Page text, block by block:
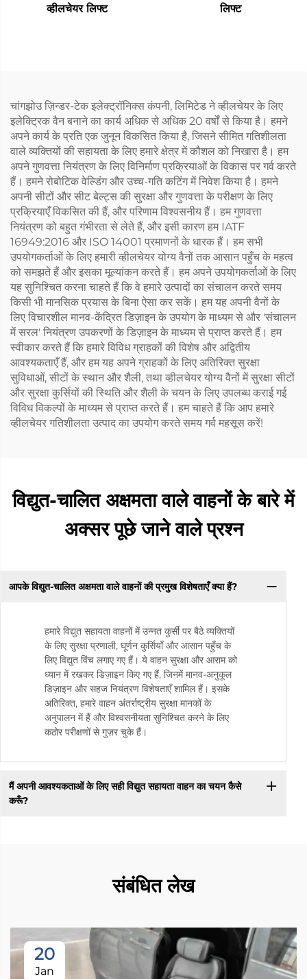
व्हीलचेयर लिफ्ट
लिफ्ट
चांगझोउ ज़िन्डर-टेक इलेक्ट्रॉनिक्स कंपनी, लिमिटेड ने व्हीलचेयर के लिए
इलेक्ट्रिक वैन बनाने का कार्य अधिक से अधिक 20 वर्षों से किया है। हमने
अपने कार्य के प्रति एक जुनून विकसित किया है, जिसने सीमित गतिशीलता
वाले व्यक्तियों की सहायता के लिए हमारे क्षेत्र में कौशल को निखारा है। हम
अपने गुणवत्ता नियंत्रण के लिए विनिर्माण प्रक्रियाओं के विकास पर गर्व करते
हैं। हमने रोबोटिक वेल्डिंग और उच्च-गति कटिंग में निवेश किया है। हमने
अपनी सीटों और सीट बेल्ट्स की सुरक्षा और गुणवत्ता के परीक्षण के लिए
प्रक्रियाएँ विकसित की हैं, और परिणाम विश्वसनीय हैं। हम गुणवत्ता
नियंत्रण को बहुत गंभीरता से लेते हैं, और इसी कारण हम IATF
16949:2016 और ISO 14001 प्रमाणनों के धारक हैं। हम सभी
उपयोगकर्ताओं के लिए हमारी व्हीलचेयर योग्य वैनों तक आसान पहुँच के महत्व
को समझते हैं और इसका मूल्यांकन करते हैं। हम अपने उपयोगकर्ताओं के लिए
यह सुनिश्चित करना चाहते हैं कि वे हमारे उत्पादों का संचालन करते समय
किसी भी मानसिक प्रयास के बिना ऐसा कर सकें। हम यह अपनी वैनों के
लिए विचारशील मानव-केंद्रित डिज़ाइन के उपयोग के माध्यम से और 'संचालन
में सरल' नियंत्रण उपकरणों के डिज़ाइन के माध्यम से प्राप्त करते हैं। हम
स्वीकार करते हैं कि हमारे विविध ग्राहकों की विशेष और अद्वितीय
आवश्यकताएँ हैं, और हम यह अपने ग्राहकों के लिए अतिरिक्त सुरक्षा
सुविधाओं, सीटों के स्थान और शैली, तथा व्हीलचेयर योग्य वैनों में सुरक्षा सीटों
और सुरक्षा कुर्सियों की स्थिति और शैली के चयन के लिए उपलब्ध कराई गई
विविध विकल्पों के माध्यम से प्राप्त करते हैं। हम चाहते हैं कि आप हमारे
व्हीलचेयर गतिशीलता उत्पाद का उपयोग करते समय गर्व महसूस करें!
विद्युत-चालित अक्षमता वाले वाहनों के बारे में
अक्सर पूछे जाने वाले प्रश्न
आपके विद्युत-चालित अक्षमता वाले वाहनों की प्रमुख विशेषताएँ क्या हैं?
हमारे विद्युत सहायता वाहनों में उन्नत कुर्सी पर बैठे व्यक्तियों
के लिए सुरक्षा प्रणाली, घूर्णन कुर्सियाँ और आसान पहुँच के
लिए विद्युत विंच लगाए गए हैं। ये वाहन सुरक्षा और आराम को
ध्यान में रखकर डिज़ाइन किए गए हैं, जिनमें मानव-अनुकूल
डिज़ाइन और सहज नियंत्रण विशेषताएँ शामिल हैं। इसके
अतिरिक्त, हमारे वाहन अंतर्राष्ट्रीय सुरक्षा मानकों के
अनुपालन में हैं और विश्वसनीयता सुनिश्चित करने के लिए
कठोर परीक्षणों से गुज़र चुके हैं।
मैं अपनी आवश्यकताओं के लिए सही विद्युत सहायता वाहन का चयन कैसे
करूँ?
संबंधित लेख
20
Jan